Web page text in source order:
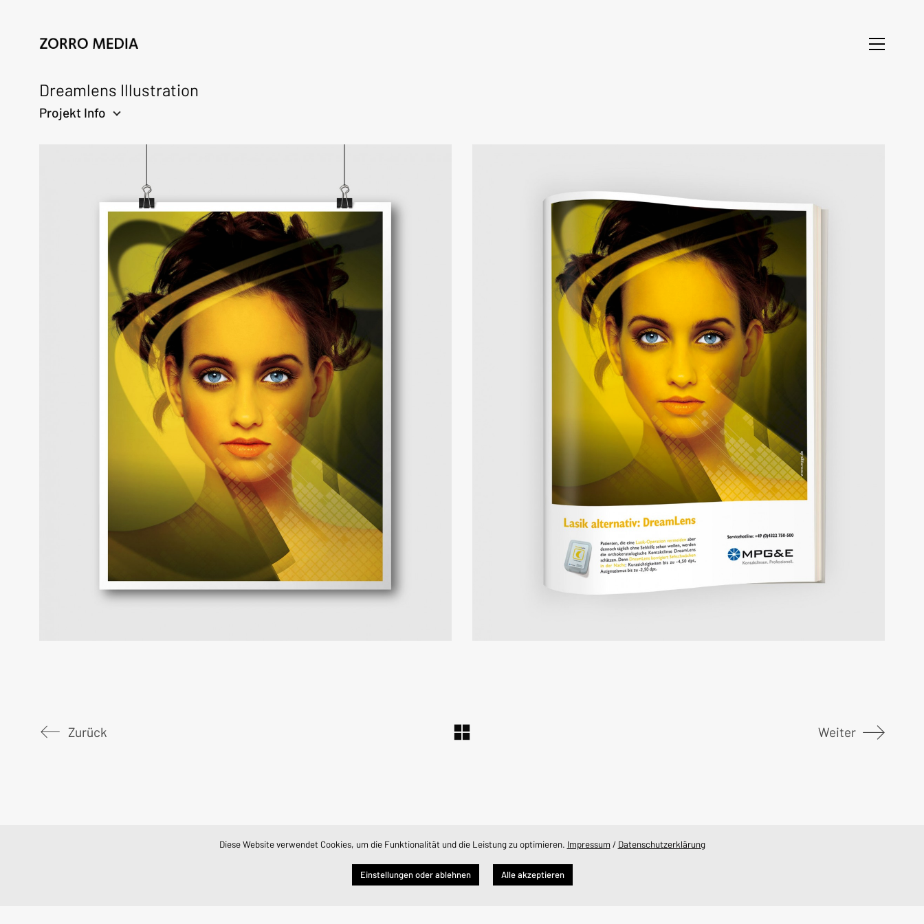
Dreamlens Illustration
Projekt Info
Zurück Weiter
Impressum/ Datenschutzerklärung
© Copyright Zorro Media 2026. Alle Rechte vorbehalten.
Diese Website verwendet Cookies, um die Funktionalität und die Leistung zu optimieren. Impressum / Datenschutzerklärung
Einstellungen oder ablehnen Alle akzeptieren